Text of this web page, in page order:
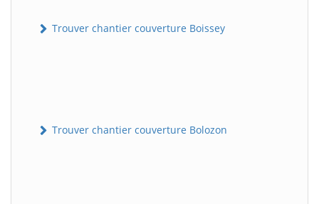
Trouver chantier couverture Boissey
Trouver chantier couverture Bolozon